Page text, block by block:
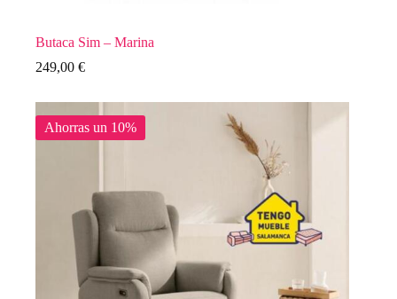
Butaca Sim – Marina
249,00 €
Ahorras un 10%